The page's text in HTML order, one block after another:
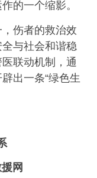
的一个缩影。
伤者的救治效
与社会和谐稳
联动机制，通
出一条“绿色生
网